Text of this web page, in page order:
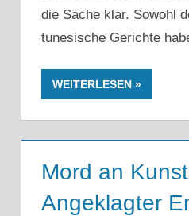
die Sache klar. Sowohl
tunesische Gerichte
WEITERLESEN
Mord an
Angeklagter